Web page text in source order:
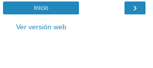
›
Inicio
Ver versión web